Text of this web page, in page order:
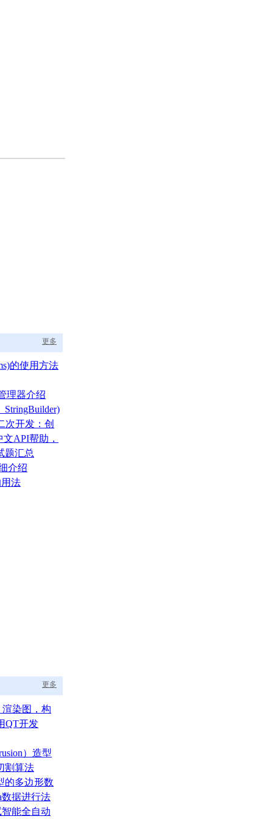
更多
的使用方法
理器介绍
StringBuilder)
次开发：创
API帮助，
福音
题汇总
介绍
法
更多
渲染图，构
调度中枢
QT开发
）造型
割算法
的多边形数
据进行法
能全自动